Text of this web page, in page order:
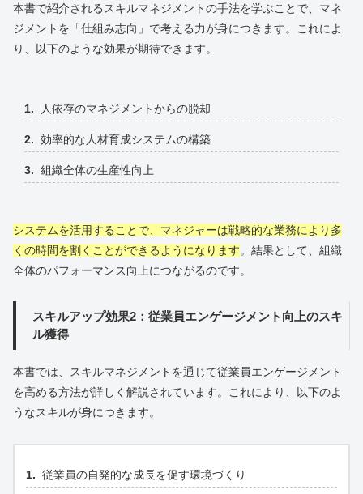
本書で紹介されるスキルマネジメントの手法を学ぶことで、マネ
ジメントを「仕組み志向」で考える力が身につきます。これによ
り、以下のような効果が期待できます。
人依存のマネジメントからの脱却
効率的な人材育成システムの構築
組織全体の生産性向上
システムを活用することで、マネジャーは戦略的な業務により多
くの時間を割くことができるようになります。結果として、組織
全体のパフォーマンス向上につながるのです。
スキルアップ効果2：従業員エンゲージメント向上のスキ
ル獲得
本書では、スキルマネジメントを通じて従業員エンゲージメント
を高める方法が詳しく解説されています。これにより、以下のよ
うなスキルが身につきます。
従業員の自発的な成長を促す環境づくり